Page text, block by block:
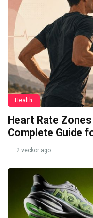
Health
Heart Rate
Complete Guide
2 veckor ago